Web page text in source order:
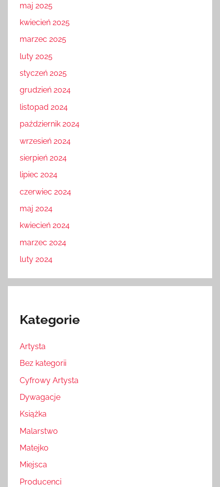
maj 2025
kwiecień 2025
marzec 2025
luty 2025
styczeń 2025
grudzień 2024
listopad 2024
październik 2024
wrzesień 2024
sierpień 2024
lipiec 2024
czerwiec 2024
maj 2024
kwiecień 2024
marzec 2024
luty 2024
Kategorie
Artysta
Bez kategorii
Cyfrowy Artysta
Dywagacje
Książka
Malarstwo
Matejko
Miejsca
Producenci